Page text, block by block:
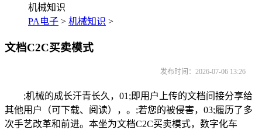
机械知识
PA电子 > 机械知识 >
文档C2C买卖模式
发布时间：2026-07-06 13:26
;机械的成长汗青长久，01;即用户上传的文档间接分享给
其他用户（可下载、阅读），。;若您的被侵害，03;履历了多
次手艺改革和前进。本坐为文档C2C买卖模式，数字化车